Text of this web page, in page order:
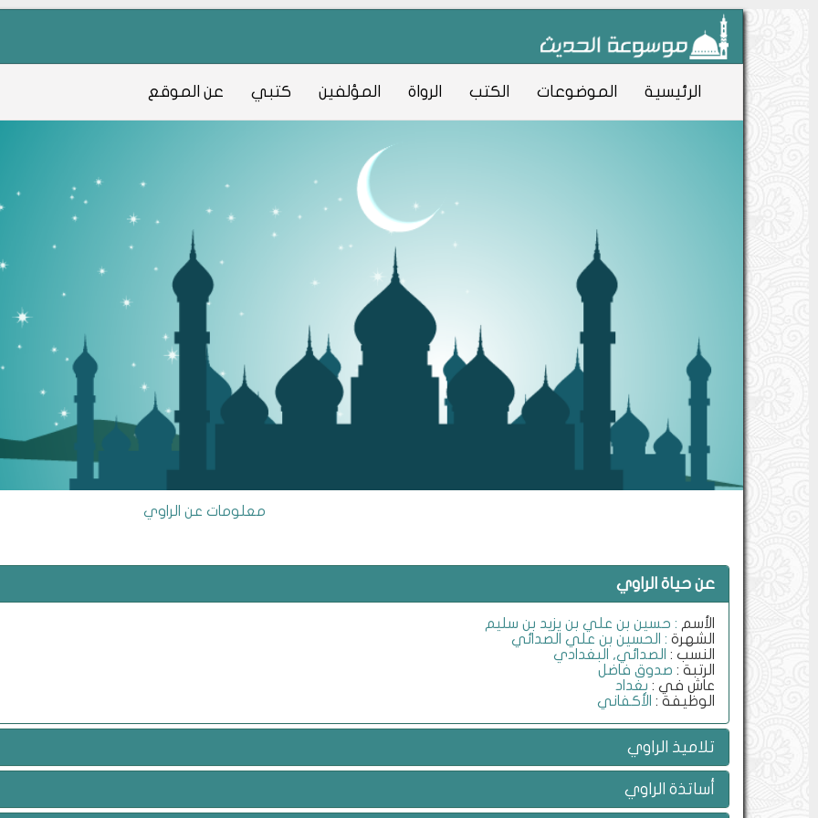
الرئيسية الموضوعات الكتب الرواة المؤلفين كتبي عن الموقع
معلومات عن الراوي
عن حياة الراوي
الأسم : حسين بن علي بن يزيد بن سليم
الشهرة : الحسين بن علي الصدائي
النسب : الصدائي, البغدادي
الرتبة : صدوق فاضل
عاش في : بغداد
الوظيفة : الأكفاني
تلاميذ الراوي
أساتذة الراوي